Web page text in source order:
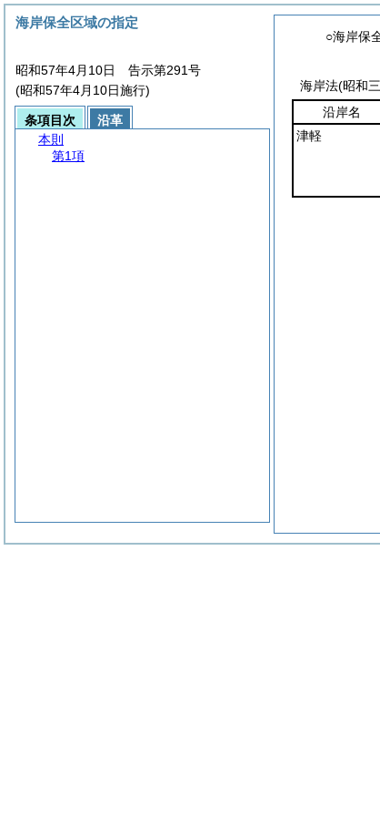
○海岸保
海岸法(昭和
沿岸名
津軽
海岸保全区域の指定
昭和57年4月10日 告示第291号
(昭和57年4月10日施行)
条項目次
沿革
本則
第1項